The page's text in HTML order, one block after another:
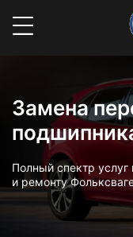
Замена
Полный спектр
и ремонту